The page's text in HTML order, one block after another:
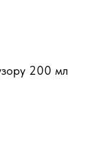
200 мл